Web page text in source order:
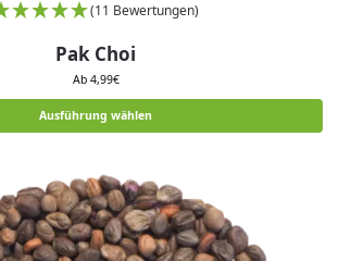
(11 Bewertungen)
Pak Choi
Ab 4,99€
Ausführung wählen